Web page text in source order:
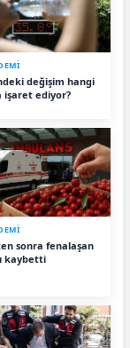
değişim hangi
işaret ediyor?
sonra fenalaşan
kaybetti